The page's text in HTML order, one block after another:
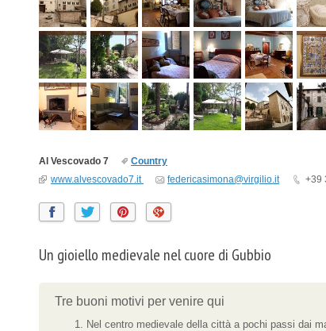
Al Vescovado 7
Country
www.alvescovado7.it
federicasimona@virgilio.it +39
Un gioiello medievale nel cuore di Gubbio
Tre buoni motivi per venire qui
Nel centro medievale della città a pochi passi dai